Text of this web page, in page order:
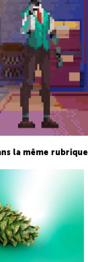
la même rubrique